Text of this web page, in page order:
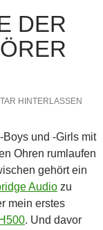
DER
HINTERLASSEN
Boys und -Girls mit
Ohren rumlaufen
gehört ein
Audio zu
mein erstes
. Und davor